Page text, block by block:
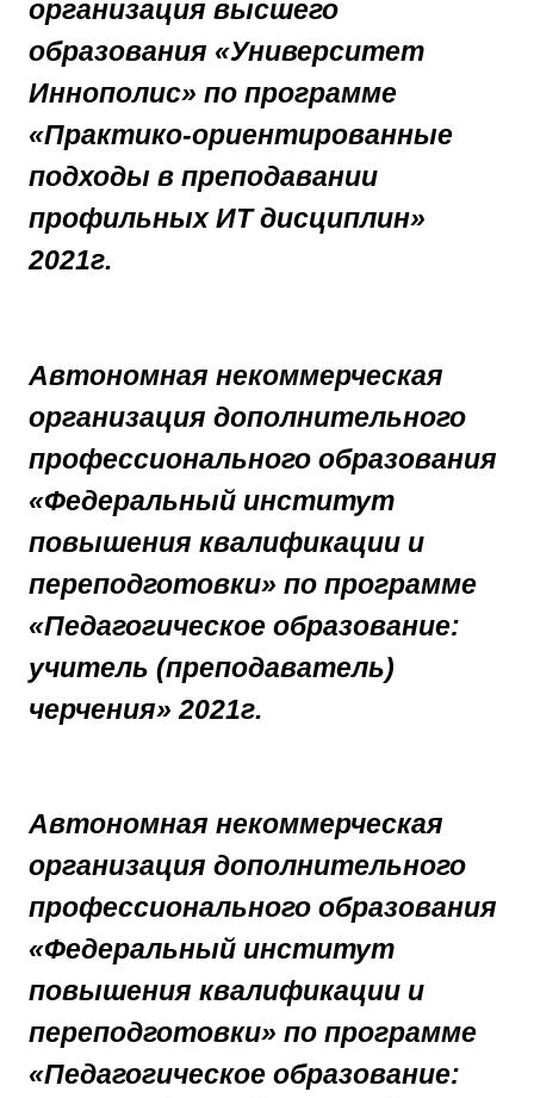
организация высшего
образования «Университет
Иннополис» по программе
«Практико-ориентированные
подходы в преподавании
профильных ИТ дисциплин»
2021г.
Автономная некоммерческая
организация дополнительного
профессионального образования
«Федеральный институт
повышения квалификации и
переподготовки» по программе
«Педагогическое образование:
учитель (преподаватель)
черчения» 2021г.
Автономная некоммерческая
организация дополнительного
профессионального образования
«Федеральный институт
повышения квалификации и
переподготовки» по программе
«Педагогическое образование: